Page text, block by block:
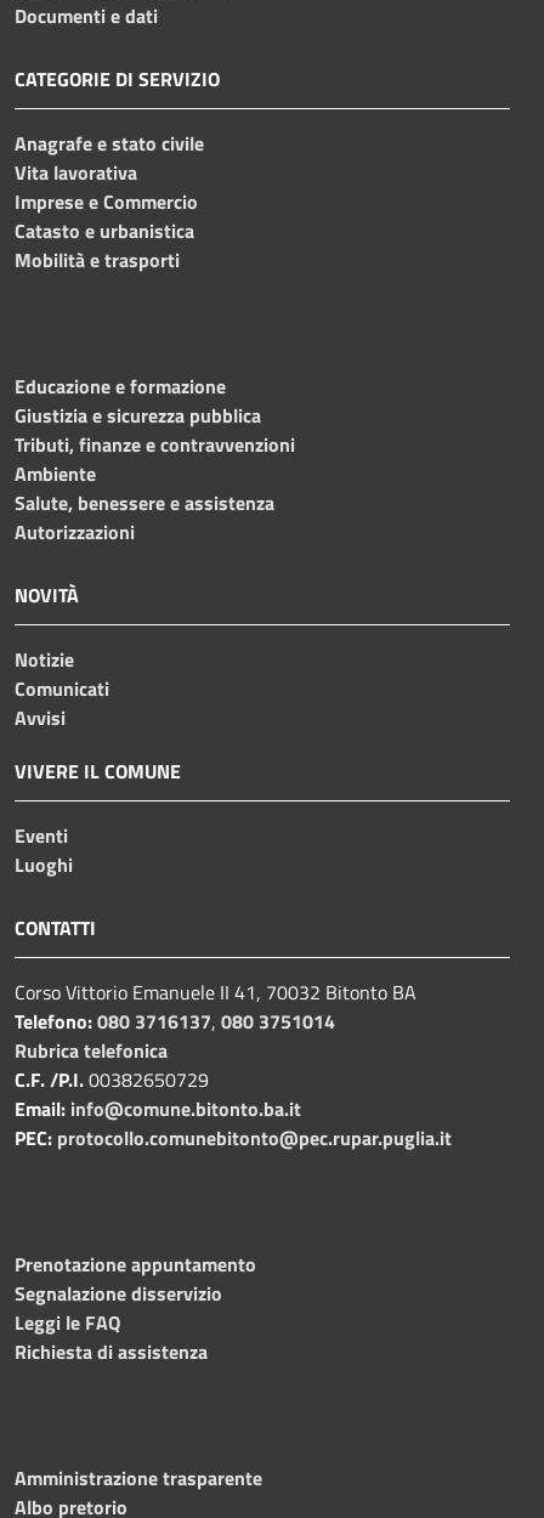
Documenti e dati
CATEGORIE DI SERVIZIO
Anagrafe e stato civile
Vita lavorativa
Imprese e Commercio
Catasto e urbanistica
Mobilità e trasporti
Educazione e formazione
Giustizia e sicurezza pubblica
Tributi, finanze e contravvenzioni
Ambiente
Salute, benessere e assistenza
Autorizzazioni
NOVITÀ
Notizie
Comunicati
Avvisi
VIVERE IL COMUNE
Eventi
Luoghi
CONTATTI
Corso Vittorio Emanuele II 41, 70032 Bitonto BA
Telefono:080 3716137, 080 3751014
Rubrica telefonica
C.F. /P.I.00382650729
Email: info@comune.bitonto.ba.it
PEC: protocollo.comunebitonto@pec.rupar.puglia.it
Prenotazione appuntamento
Segnalazione disservizio
Leggi le FAQ
Richiesta di assistenza
Amministrazione trasparente
Albo pretorio